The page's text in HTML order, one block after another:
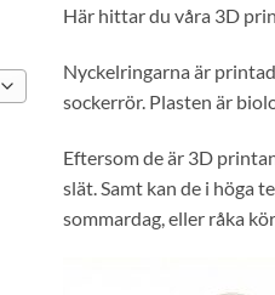
Här hittar du våra 3D
Nyckelringarna är
sockerrör. Plasten är
Eftersom de är 3D
slät. Samt kan de i höga
sommardag, eller råka